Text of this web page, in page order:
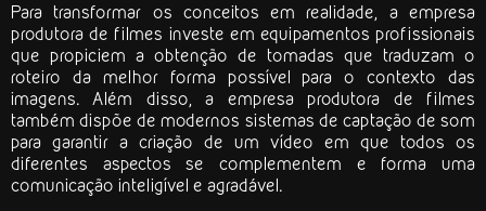
Para transformar os conceitos em realidade, a empresa
produtora de filmes investe em equipamentos profissionais
que propiciem a obtenção de tomadas que traduzam o
roteiro da melhor forma possível para o contexto das
imagens. Além disso, a empresa produtora de filmes
também dispõe de modernos sistemas de captação de som
para garantir a criação de um vídeo em que todos os
diferentes aspectos se complementem e forma uma
comunicação inteligível e agradável.